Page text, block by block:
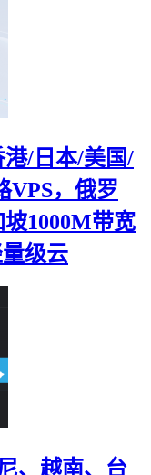
/日本/美国/
VPS，俄罗
1000M带宽
级云
、越南、台